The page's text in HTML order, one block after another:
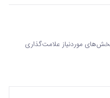
موردنیاز علامت‌گذاری